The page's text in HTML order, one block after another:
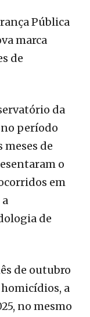
Pública
marca
de
da
no período
meses de
o
em
de
de outubro
a
no mesmo